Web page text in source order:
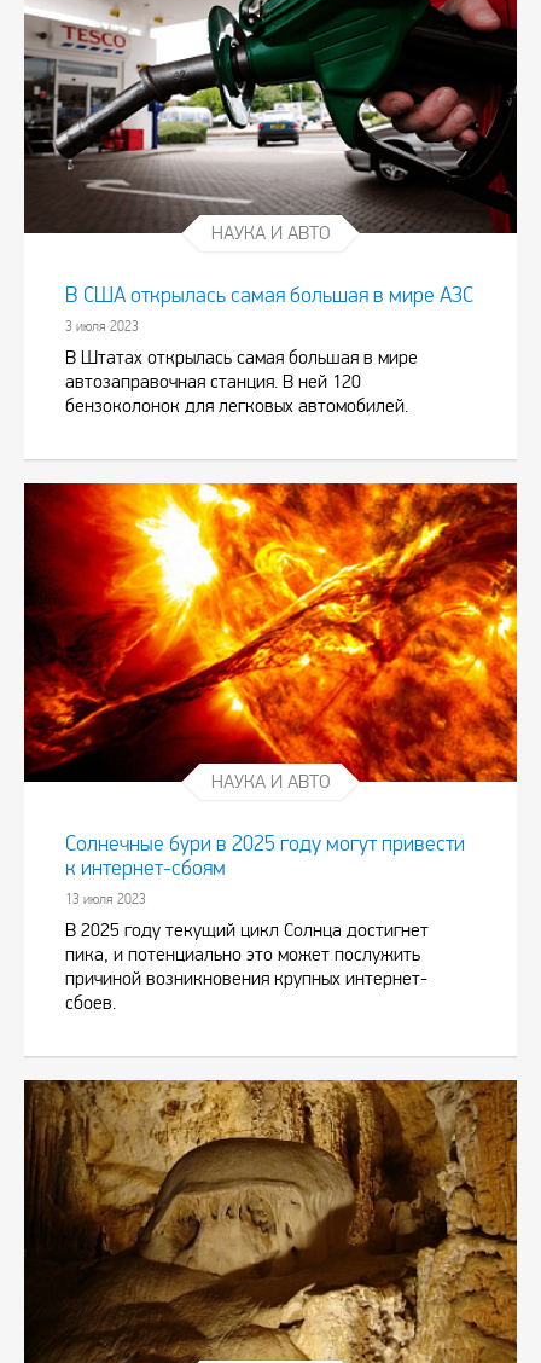
НАУКА И АВТО
В США открылась самая большая в мире АЗС
3 июля 2023
В Штатах открылась самая большая в мире
автозаправочная станция. В ней 120
бензоколонок для легковых автомобилей.
НАУКА И АВТО
Солнечные бури в 2025 году могут привести
к интернет-сбоям
13 июля 2023
В 2025 году текущий цикл Солнца достигнет
пика, и потенциально это может послужить
причиной возникновения крупных интернет-
сбоев.